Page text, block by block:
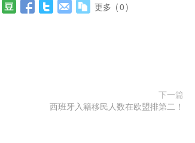
更多 (0)
下一篇
西班牙入籍移民人数在欧盟排第二！